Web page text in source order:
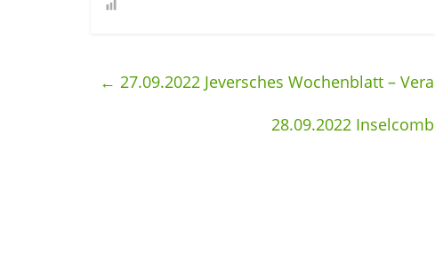
← 27.09.2022 Jeversches Wochenblatt –
28.09.2022